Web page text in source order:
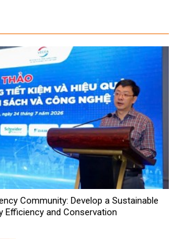
Community: Develop a Sustainable
Efficiency and Conservation